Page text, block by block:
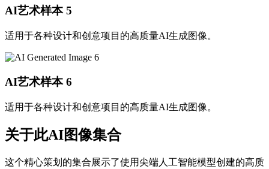
AI艺术样本 5
适用于各种设计和创意项目的高质量AI生成图像。
AI艺术样本 6
适用于各种设计和创意项目的高质量AI生成图像。
关于此AI图像集合
这个精心策划的集合展示了使用尖端人工智能模型创建的高质